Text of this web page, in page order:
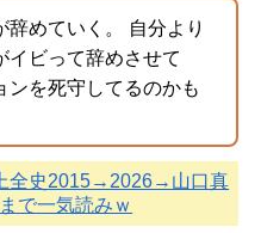
めていく。 自分より
イビって辞めさせて
ンを死守してるのかも
全史2015→2026→山口真
で一気読みｗ